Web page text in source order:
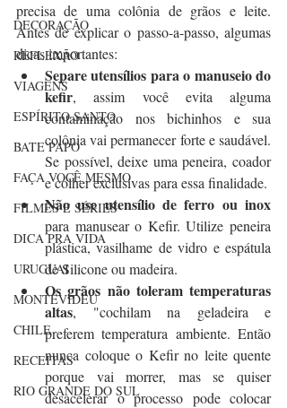
DECORAÇÃO
REFLEXÃO
VIAGENS
ESPÍRITO SANTO
BATE PAPO
FAÇA VOCÊ MESMO
FILMES E SÉRIES
DICA PRA VIDA
URUGUAI
MONTEVIDEU
CHILE
RECEITAS
RIO GRANDE DO SUL
precisa de uma colônia de grãos e leite.
Antes de explicar o passo-a-passo, algumas
dicas importantes:
Separe utensílios para o manuseio do
kefir, assim você evita alguma
contaminação nos bichinhos e sua
colônia vai permanecer forte e saudável.
Se possível, deixe uma peneira, coador
e colher exclusivas para essa finalidade.
Não use utensílio de ferro ou inox
para manusear o Kefir. Utilize peneira
plástica, vasilhame de vidro e espátula
de Silicone ou madeira.
Os grãos não toleram temperaturas
altas, "cochilam na geladeira e
preferem temperatura ambiente. Então
nunca coloque o Kefir no leite quente
porque vai morrer, mas se quiser
desacelerar o processo pode colocar